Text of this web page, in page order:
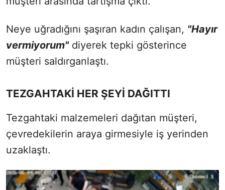
Neye uğradığını şaşıran kadın çalışan, "Hayır
vermiyorum"diyerek tepki gösterince
müşteri saldırganlaştı.
TEZGAHTAKİ HER ŞEYİ DAĞITTI
Tezgahtaki malzemeleri dağıtan müşteri,
çevredekilerin araya girmesiyle iş yerinden
uzaklaştı.